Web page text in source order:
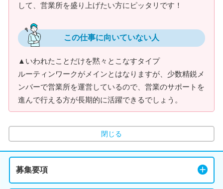
して、営業所を盛り上げたい方にピッタリです！
この仕事に向いていない人
▲いわれたことだけを黙々とこなすタイプ
ルーティンワークがメインとはなりますが、少数精鋭メ
ンバーで営業所を運営しているので、営業のサポートを
進んで行える方が長期的に活躍できるでしょう。
閉じる
募集要項